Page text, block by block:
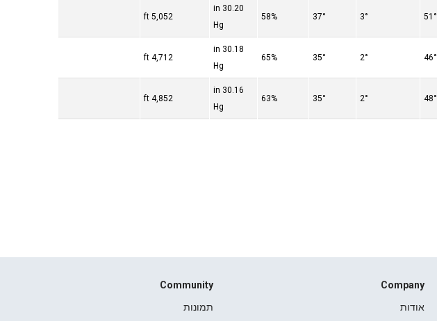
51°
3°
37°
58%
30.20 in
Hg
5,052 ft
46°
2°
35°
65%
30.18 in
Hg
4,712 ft
48°
2°
35°
63%
30.16 in
Hg
4,852 ft
Company
אודות
Community
תמונות